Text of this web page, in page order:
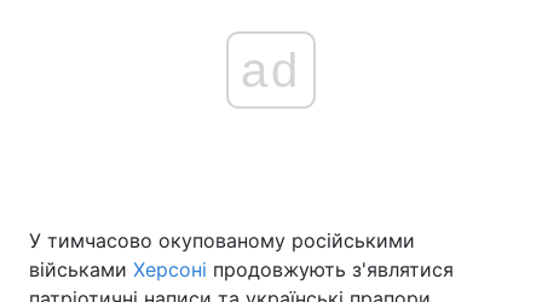
ad
У тимчасово окупованому російськими
військами Херсоні продовжують з'являтися